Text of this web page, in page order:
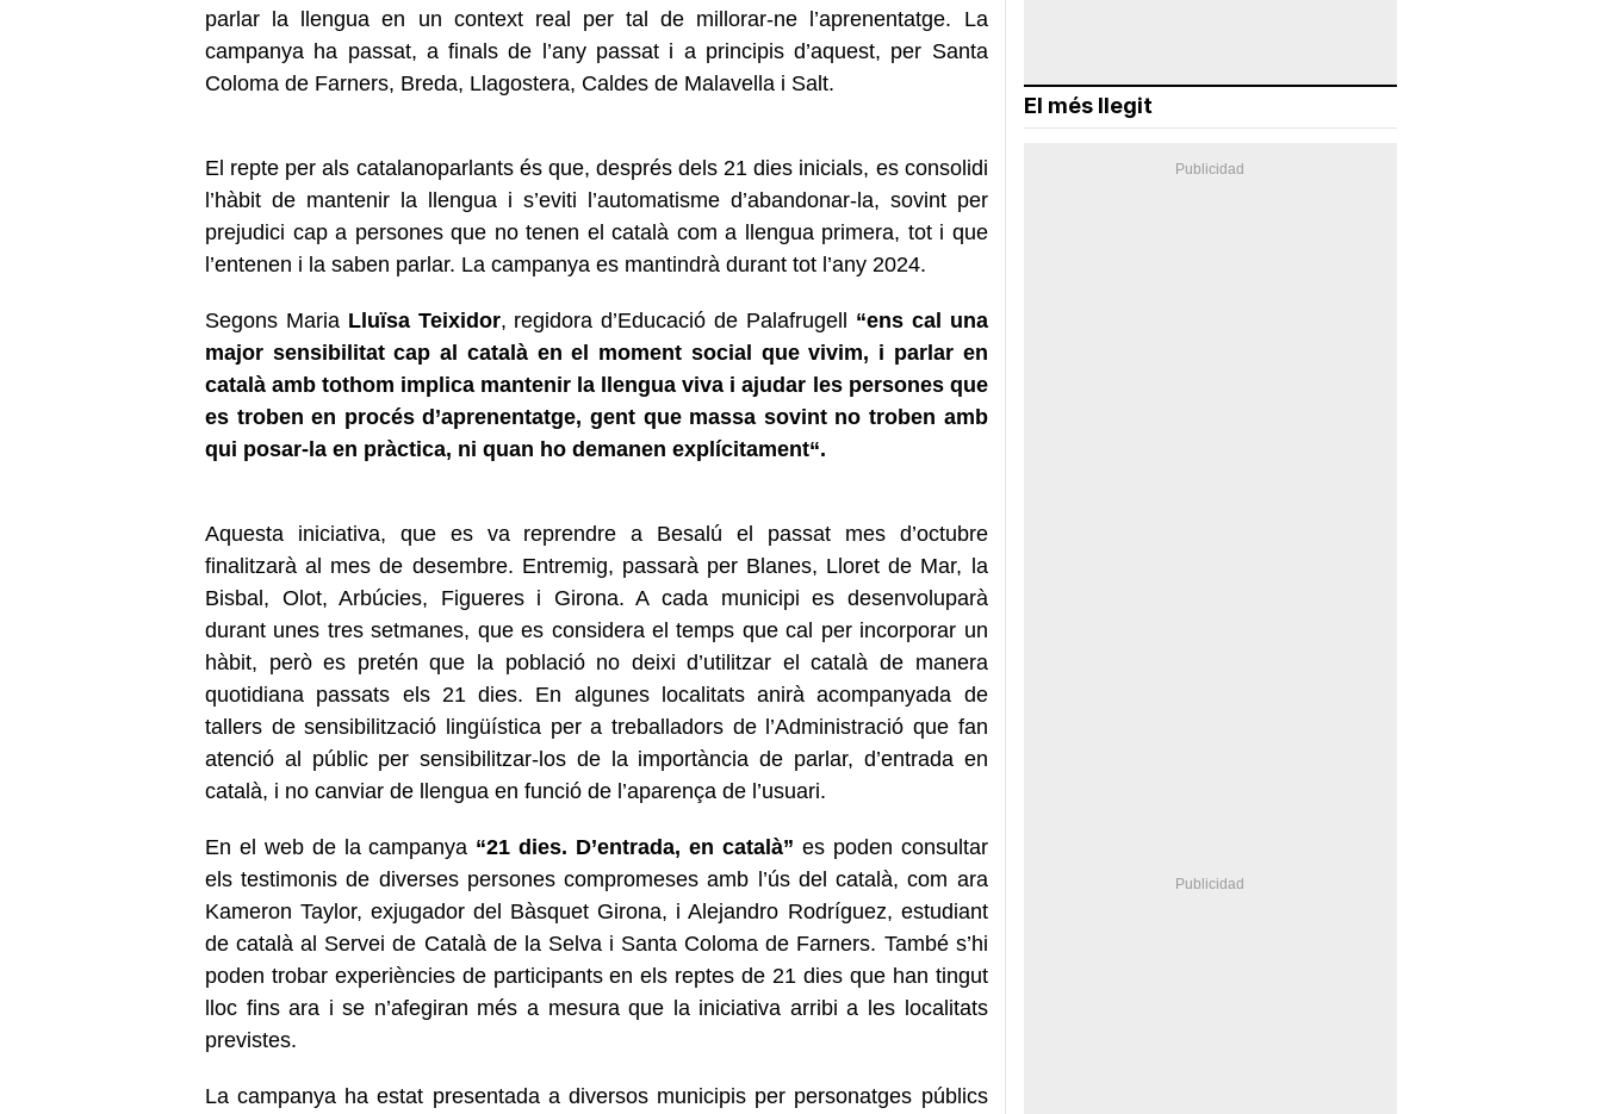
parlar la llengua en un context real per tal de millorar-ne l’aprenentatge. La
campanya ha passat, a finals de l’any passat i a principis d’aquest, per Santa
Coloma de Farners, Breda, Llagostera, Caldes de Malavella i Salt.
El repte per als catalanoparlants és que, després dels 21 dies inicials, es consolidi
l’hàbit de mantenir la llengua i s’eviti l’automatisme d’abandonar-la, sovint per
prejudici cap a persones que no tenen el català com a llengua primera, tot i que
l’entenen i la saben parlar. La campanya es mantindrà durant tot l’any 2024.
Segons Maria Lluïsa Teixidor, regidora d’Educació de Palafrugell “ens cal una
major sensibilitat cap al català en el moment social que vivim, i parlar en
català amb tothom implica mantenir la llengua viva i ajudar les persones que
es troben en procés d’aprenentatge, gent que massa sovint no troben amb
qui posar-la en pràctica, ni quan ho demanen explícitament“.
Aquesta iniciativa, que es va reprendre a Besalú el passat mes d’octubre
finalitzarà al mes de desembre. Entremig, passarà per Blanes, Lloret de Mar, la
Bisbal, Olot, Arbúcies, Figueres i Girona. A cada municipi es desenvoluparà
durant unes tres setmanes, que es considera el temps que cal per incorporar un
hàbit, però es pretén que la població no deixi d’utilitzar el català de manera
quotidiana passats els 21 dies. En algunes localitats anirà acompanyada de
tallers de sensibilització lingüística per a treballadors de l’Administració que fan
atenció al públic per sensibilitzar-los de la importància de parlar, d’entrada en
català, i no canviar de llengua en funció de l’aparença de l’usuari.
En el web de la campanya “21 dies. D’entrada, en català” es poden consultar
els testimonis de diverses persones compromeses amb l’ús del català, com ara
Kameron Taylor, exjugador del Bàsquet Girona, i Alejandro Rodríguez, estudiant
de català al Servei de Català de la Selva i Santa Coloma de Farners. També s’hi
poden trobar experiències de participants en els reptes de 21 dies que han tingut
lloc fins ara i se n’afegiran més a mesura que la iniciativa arribi a les localitats
previstes.
La campanya ha estat presentada a diversos municipis per personatges públics
El més llegit